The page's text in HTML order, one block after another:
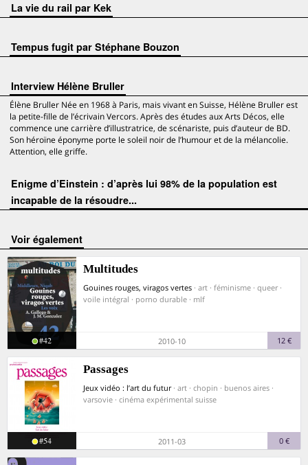
La vie du rail par Kek
Tempus fugit par Stéphane Bouzon
Interview Hélène Bruller
Élène Bruller Née en 1968 à Paris, mais vivant en Suisse, Hélène Bruller est
la petite-fille de l’écrivain Vercors. Après des études aux Arts Décos, elle
commence une carrière d’illustratrice, de scénariste, puis d’auteur de BD.
Son héroïne éponyme porte le soleil noir de l’humour et de la mélancolie.
Attention, elle griffe.
Enigme d’Einstein : d’après lui 98% de la population est
incapable de la résoudre...
voir également
Multitudes
Gouines rouges, viragos vertes · art · féminisme · queer ·
voile intégral · porno durable · mlf
#42 2010-10 12 €
Passages
Jeux vidéo : l’art du futur · art · chopin · buenos aires ·
varsovie · cinéma expérimental suisse
#54 2011-03 0 €